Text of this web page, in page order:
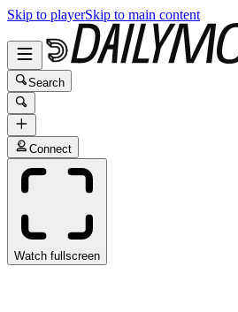
Skip to playerSkip to main content
Search
Connect
Watch fullscreen